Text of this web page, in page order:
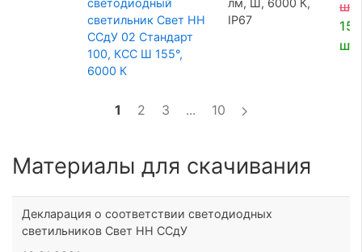
светодиодный
светильник Свет НН
ССдУ 02 Стандарт
100, КСС Ш 155°,
6000 К
лм, Ш, 6000 К,
IP67
шт
15
шт
1 2 3 ... 10
Материалы для скачивания
Декларация о соответствии светодиодных
светильников Свет НН ССдУ